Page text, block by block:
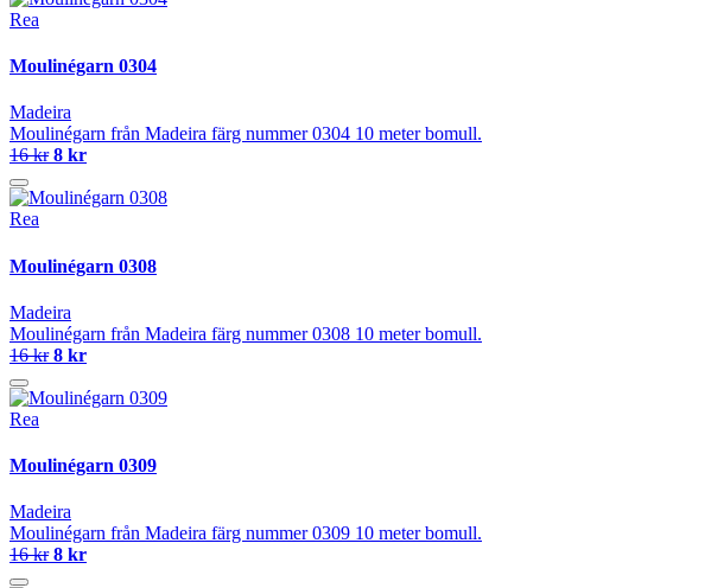
Rea
Moulinégarn 0304
Madeira
Moulinégarn från Madeira färg nummer 0304 10 meter bomull.
16 kr 8 kr
Rea
Moulinégarn 0308
Madeira
Moulinégarn från Madeira färg nummer 0308 10 meter bomull.
16 kr 8 kr
Rea
Moulinégarn 0309
Madeira
Moulinégarn från Madeira färg nummer 0309 10 meter bomull.
16 kr 8 kr